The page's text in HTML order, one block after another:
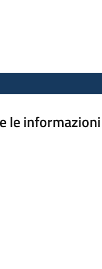
le